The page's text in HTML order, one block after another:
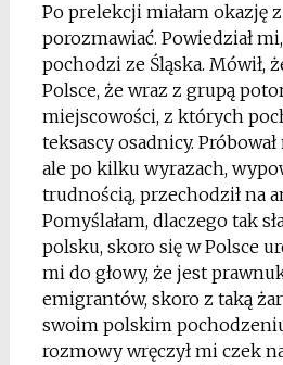
Po prelekcji miałam okazję
porozmawiać. Powiedział
pochodzi ze Śląska. Mówił,
Polsce, że wraz z grupą
miejscowości, z których
teksascy osadnicy.
ale po kilku wyrazach,
trudnością, przechodził na
Pomyślałam, dlaczego tak
polsku, skoro się w Polsce
mi do głowy, że jest
emigrantów, skoro z taką
swoim polskim
rozmowy wręczył mi czek